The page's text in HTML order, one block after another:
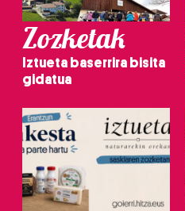
Zozketak
Iztueta baserrira bisita
gidatua